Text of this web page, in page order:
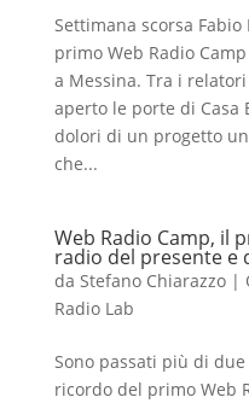
Settimana scorsa
primo Web Radio
a Messina. Tra i
aperto le porte di Casa
dolori di un progetto
che...
Web Radio Camp, il
radio del presente e
da Stefano Chiarazzo|
Radio Lab
Sono passati più di
ricordo del primo Web